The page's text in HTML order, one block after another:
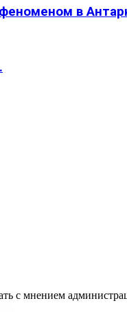
в
с мнением